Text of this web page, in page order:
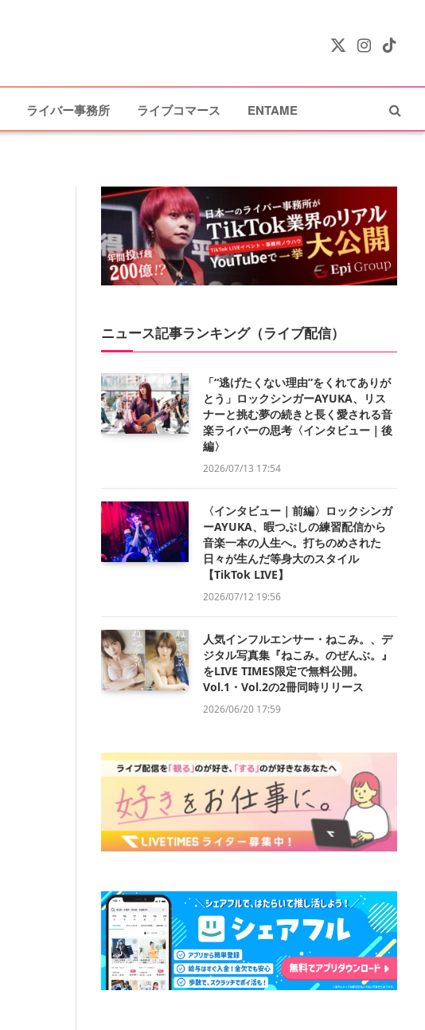
X
Instagram
TikTok
ライバー事務所 ライブコマース ENTAME
ニュース記事ランキング（ライブ配信）
「“逃げたくない理由”をくれてありが
とう」ロックシンガーAYUKA、リス
ナーと挑む夢の続きと長く愛される音
楽ライバーの思考〈インタビュー｜後
編〉
2026/07/13 17:54
〈インタビュー｜前編〉ロックシンガ
ーAYUKA、暇つぶしの練習配信から
音楽一本の人生へ。打ちのめされた
日々が生んだ等身大のスタイル
【TikTok LIVE】
2026/07/12 19:56
人気インフルエンサー・ねこみ。、デ
ジタル写真集『ねこみ。のぜんぶ。』
をLIVE TIMES限定で無料公開。
Vol.1・Vol.2の2冊同時リリース
2026/06/20 17:59